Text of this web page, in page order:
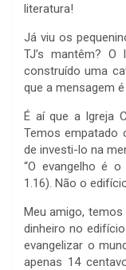
literatura!
Já viu os
TJ’s mantêm?
construído uma
que a mensagem
É aí que a Igreja
Temos empatado
de investi-lo na
“O evangelho é
1.16). Não o
Meu amigo,
dinheiro no
evangelizar o
apenas 14